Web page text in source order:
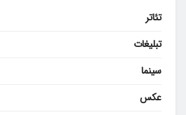
تئاتر
تبلیغات
سینما
عکس